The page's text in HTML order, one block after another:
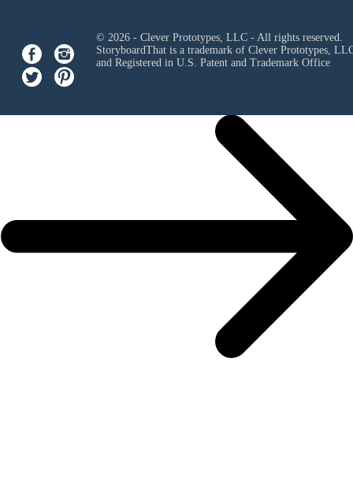
© 2026 - Clever Prototypes, LLC - All rights reserved.
StoryboardThat is a trademark of Clever Prototypes,
and Registered in U.S. Patent and Trademark Office